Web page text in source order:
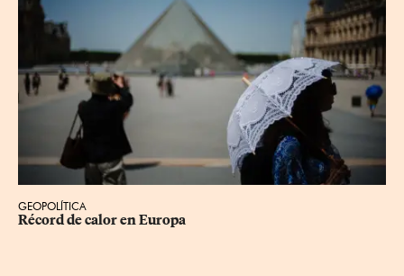
GEOPOLÍTICA
Récord de calor en Europa